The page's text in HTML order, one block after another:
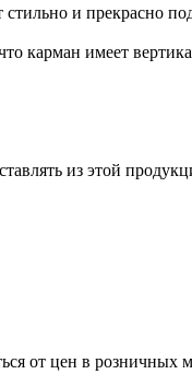
и прекрасно
карман имеет
из этой
от цен в розничных